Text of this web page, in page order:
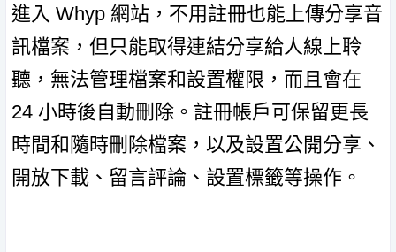
進入 Whyp 網站，不用註冊也能上傳分享音
訊檔案，但只能取得連結分享給人線上聆
聽，無法管理檔案和設置權限，而且會在
24 小時後自動刪除。註冊帳戶可保留更長
時間和隨時刪除檔案，以及設置公開分享、
開放下載、留言評論、設置標籤等操作。